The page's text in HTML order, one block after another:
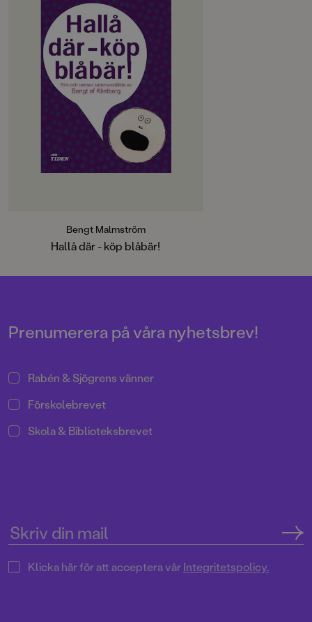
I Hallå där ? köp blåbär! har
folklivsforskaren Bengt af Klintberg
samlat in rim och ramsor från hela
landet. Här finns rim om Gustav
Vasa, Hitler, Buffalo Bill och Jan
Banan. Magiska ramsor,
räkneramsor, ålderdomliga
vaggvisor. "Har herrarna hört hur
här har hänt? Hans Hanssons halta
höna har haft hosta hela halva
hösten." Från 7 år.
Bengt Malmström
Hallå där - köp blåbär!
Prenumerera på våra nyhetsbrev!
Rabén & Sjögrens vänner
Förskolebrevet
Skola & Biblioteksbrevet
Klicka här för att acceptera vårIntegritetspolicy.